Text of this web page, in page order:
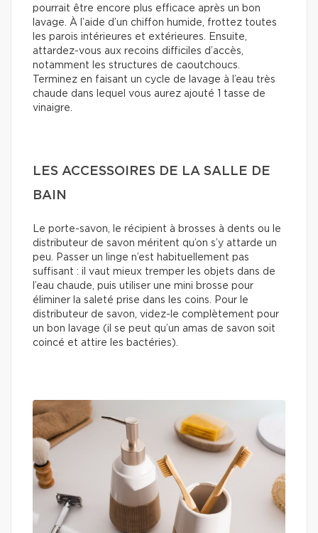
pourrait être encore plus efficace après un bon
lavage. À l’aide d’un chiffon humide, frottez toutes
les parois intérieures et extérieures. Ensuite,
attardez-vous aux recoins difficiles d’accès,
notamment les structures de caoutchoucs.
Terminez en faisant un cycle de lavage à l’eau très
chaude dans lequel vous aurez ajouté 1 tasse de
vinaigre.
LES ACCESSOIRES DE LA SALLE DE
BAIN
Le porte-savon, le récipient à brosses à dents ou le
distributeur de savon méritent qu’on s’y attarde un
peu. Passer un linge n’est habituellement pas
suffisant : il vaut mieux tremper les objets dans de
l’eau chaude, puis utiliser une mini brosse pour
éliminer la saleté prise dans les coins. Pour le
distributeur de savon, videz-le complètement pour
un bon lavage (il se peut qu’un amas de savon soit
coincé et attire les bactéries).